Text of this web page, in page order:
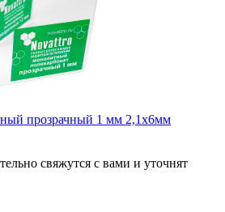
прозрачный 1 мм 2,1х6мм
свяжутся с вами и уточнят